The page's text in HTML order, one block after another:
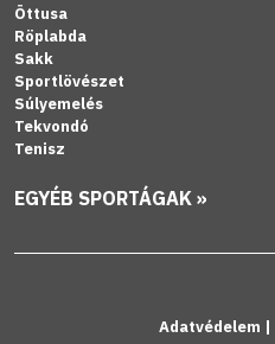
Öttusa
Röplabda
Sakk
Sportlövészet
Súlyemelés
Tekvondó
Tenisz
EGYÉB SPORTÁGAK »
Adatvédelem |